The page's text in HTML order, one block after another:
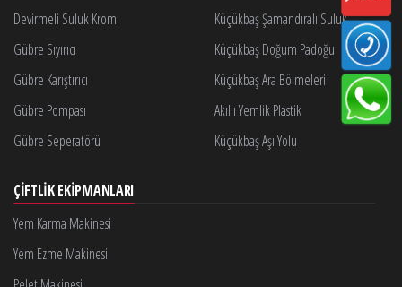
Devirmeli Suluk Krom
Gübre Sıyırıcı
Gübre Karıştırıcı
Gübre Pompası
Gübre Seperatörü
Küçükbaş Şamandıralı Suluk
Küçükbaş Doğum Padoğu
Küçükbaş Ara Bölmeleri
Akıllı Yemlik Plastik
Küçükbaş Aşı Yolu
ÇIFTLIK EKIPMANLARI
Yem Karma Makinesi
Yem Ezme Makinesi